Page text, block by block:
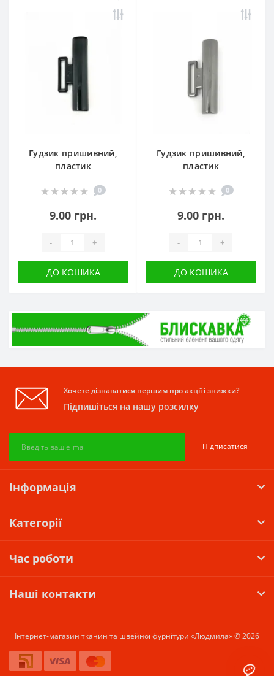
Гудзик пришивний,
пластик
0
9.00 грн.
- +
ДО КОШИКА
Гудзик пришивний,
пластик
0
9.00 грн.
- +
ДО КОШИКА
Хочете дізнаватися першим про акції і знижки?
Підпишіться на нашу розсилку
Підписатися
Інформація
Категорії
Час роботи
Наші контакти
Інтернет-магазин тканин та швейної фурнітури «Людмила» © 2026